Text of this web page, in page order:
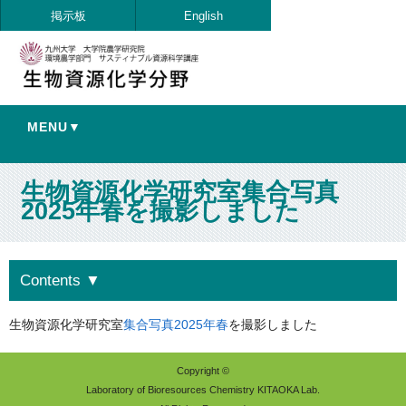
掲示板 English
MENU▼
生物資源化学研究室集合写真
2025年春を撮影しました
生物資源化学研究室集合写真2025年春を撮影しました
Contents ▼
Copyright ©
Laboratory of Bioresources Chemistry KITAOKA Lab.